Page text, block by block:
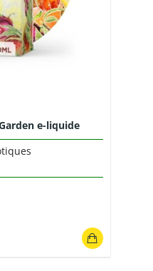
e-liquide